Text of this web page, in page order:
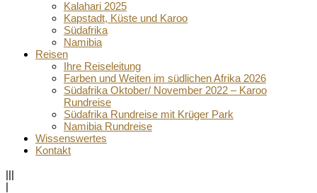
Kalahari 2025
Kapstadt, Küste und Karoo
Südafrika
Namibia
Reisen
Ihre Reiseleitung
Farben und Weiten im südlichen Afrika 2026
Südafrika Oktober/ November 2022 – Karoo
Rundreise
Südafrika Rundreise mit Krüger Park
Namibia Rundreise
Wissenswertes
Kontakt
|||
|